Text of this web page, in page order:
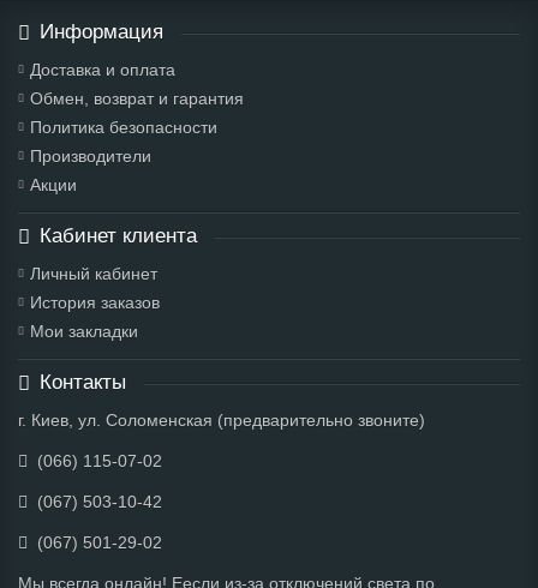
Информация
Доставка и оплата
Обмен, возврат и гарантия
Политика безопасности
Производители
Акции
Кабинет клиента
Личный кабинет
История заказов
Мои закладки
Контакты
г. Киев, ул. Соломенская (предварительно звоните)
(066) 115-07-02
(067) 503-10-42
(067) 501-29-02
Мы всегда онлайн! Еесли из-за отключений света по